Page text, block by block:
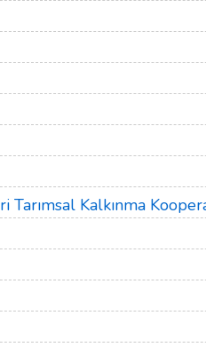
Tarımsal Kalkınma